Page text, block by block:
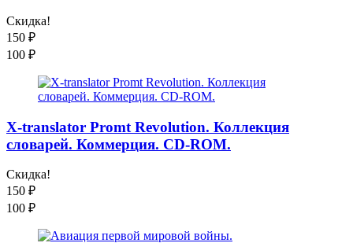
Скидка!
150 ₽
100 ₽
X-translator Promt Revolution. Коллекция
словарей. Коммерция. CD-ROM.
Скидка!
150 ₽
100 ₽